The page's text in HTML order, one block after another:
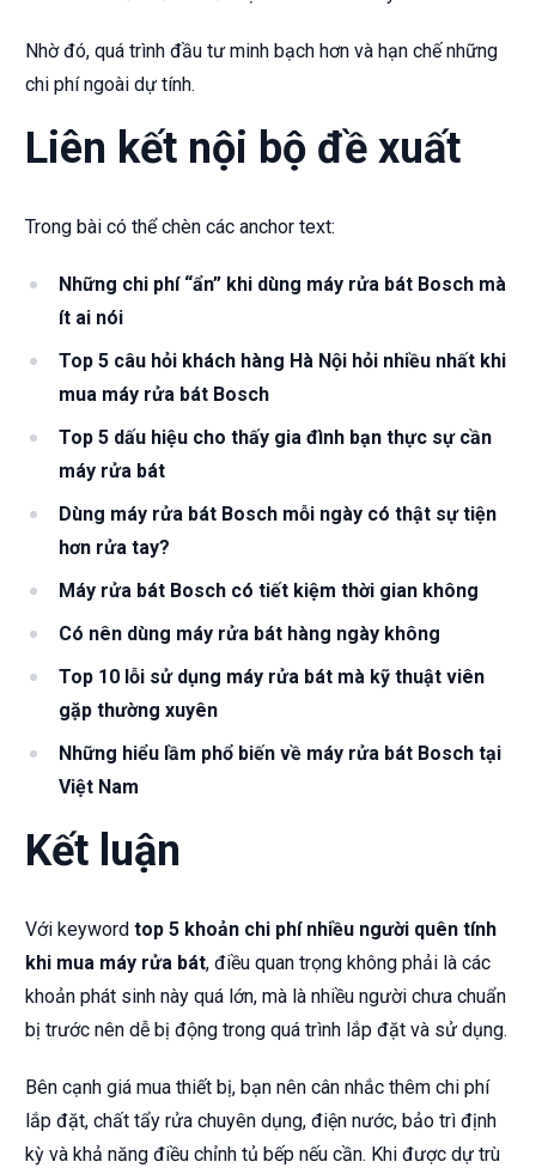
Nhờ đó, quá trình đầu tư minh bạch hơn và hạn chế những
chi phí ngoài dự tính.
Liên kết nội bộ đề xuất
Trong bài có thể chèn các anchor text:
Những chi phí “ẩn” khi dùng máy rửa bát Bosch mà
ít ai nói
Top 5 câu hỏi khách hàng Hà Nội hỏi nhiều nhất khi
mua máy rửa bát Bosch
Top 5 dấu hiệu cho thấy gia đình bạn thực sự cần
máy rửa bát
Dùng máy rửa bát Bosch mỗi ngày có thật sự tiện
hơn rửa tay?
Máy rửa bát Bosch có tiết kiệm thời gian không
Có nên dùng máy rửa bát hàng ngày không
Top 10 lỗi sử dụng máy rửa bát mà kỹ thuật viên
gặp thường xuyên
Những hiểu lầm phổ biến về máy rửa bát Bosch tại
Việt Nam
Kết luận
Với keyword top 5 khoản chi phí nhiều người quên tính
khi mua máy rửa bát, điều quan trọng không phải là các
khoản phát sinh này quá lớn, mà là nhiều người chưa chuẩn
bị trước nên dễ bị động trong quá trình lắp đặt và sử dụng.
Bên cạnh giá mua thiết bị, bạn nên cân nhắc thêm chi phí
lắp đặt, chất tẩy rửa chuyên dụng, điện nước, bảo trì định
kỳ và khả năng điều chỉnh tủ bếp nếu cần. Khi được dự trù